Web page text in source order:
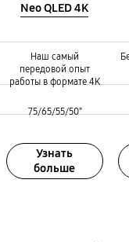
Neo QLED 4K
Наш самый
передовой опыт
работы в формате 4K
75/65/55/50"
Узнать
больше